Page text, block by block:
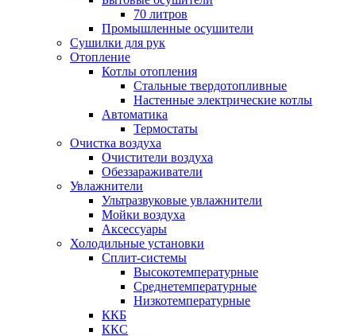
70 литров
Промышленные осушители
Сушилки для рук
Отопление
Котлы отопления
Стальные твердотопливные
Настенные электрические котлы
Автоматика
Термостаты
Очистка воздуха
Очистители воздуха
Обеззараживатели
Увлажнители
Ультразвуковые увлажнители
Мойки воздуха
Аксессуары
Холодильные установки
Сплит-системы
Высокотемпературные
Среднетемпературные
Низкотемпературные
ККБ
ККС